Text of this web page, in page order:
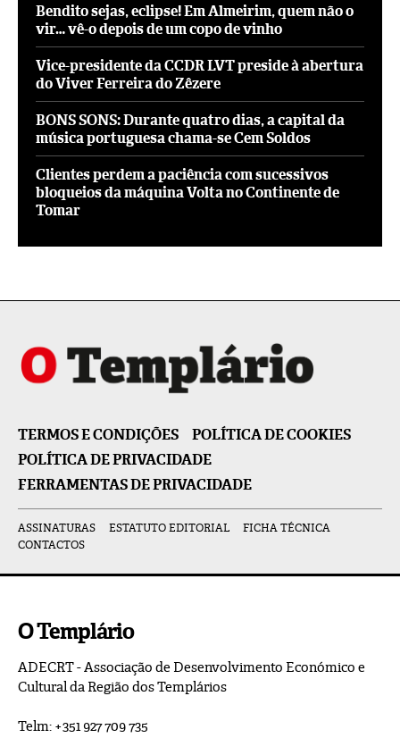
Bendito sejas, eclipse! Em Almeirim, quem não o
vir… vê-o depois de um copo de vinho
Vice-presidente da CCDR LVT preside à abertura
do Viver Ferreira do Zêzere
BONS SONS: Durante quatro dias, a capital da
música portuguesa chama-se Cem Soldos
Clientes perdem a paciência com sucessivos
bloqueios da máquina Volta no Continente de
Tomar
TERMOS E CONDIÇÕES
POLÍTICA DE COOKIES
POLÍTICA DE PRIVACIDADE
FERRAMENTAS DE PRIVACIDADE
ASSINATURAS ESTATUTO EDITORIAL
FICHA TÉCNICA
CONTACTOS
O Templário
ADECRT - Associação de Desenvolvimento Económico e
Cultural da Região dos Templários
Telm: +351 927 709 735